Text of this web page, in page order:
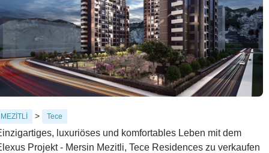
MEZİTLİ > Tece
luxuriöses und komfortables Leben mit dem
Projekt - Mersin Mezitli, Tece Residences zu verkaufen